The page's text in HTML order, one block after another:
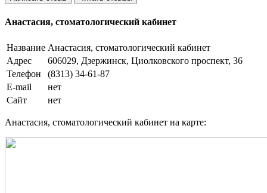
Анастасия, стоматологический кабинет
Название Анастасия, стоматологический кабинет
Адрес
606029, Дзержинск, Циолковского проспект, 36
Телефон
(8313) 34-61-87
E-mail
нет
Сайт
нет
Анастасия, стоматологический кабинет на карте: